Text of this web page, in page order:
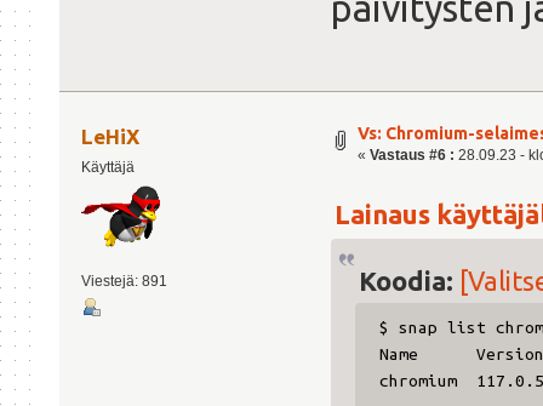
LeHiX
Käyttäjä
Viestejä: 891
Vs: Chromium-
« Vastaus #6 : 28.09.23 -
Lainaus
Koodia:
$ snap list
Name
chromium